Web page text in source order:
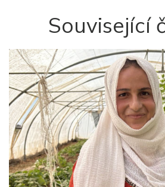
Související